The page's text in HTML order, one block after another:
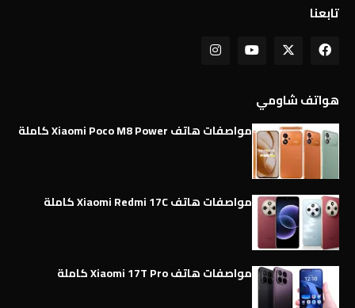
تابعنا
هواتف شاومي
مواصفات هاتف Xiaomi Poco M8 Power كاملة
مواصفات هاتف Xiaomi Redmi 17C كاملة
مواصفات هاتف Xiaomi 17T Pro كاملة